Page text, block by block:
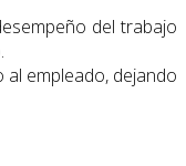
del trabajo
empleado, dejando